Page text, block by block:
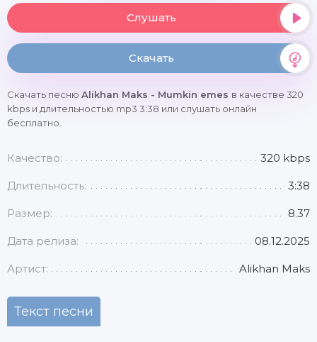
Слушать
Скачать
Скачать песню Alikhan Maks - Mumkin emes в качестве 320
kbps и длительностью mp3 3:38 или слушать онлайн
бесплатно.
Качество: 320 kbps
Длительность: 3:38
Размер: 8.37
Дата релиза: 08.12.2025
Артист: Alikhan Maks
Текст песни